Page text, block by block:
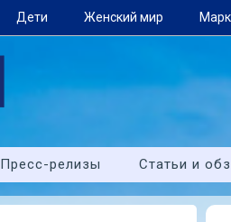
Дети Женский мир
Пресс-релизы Статьи и